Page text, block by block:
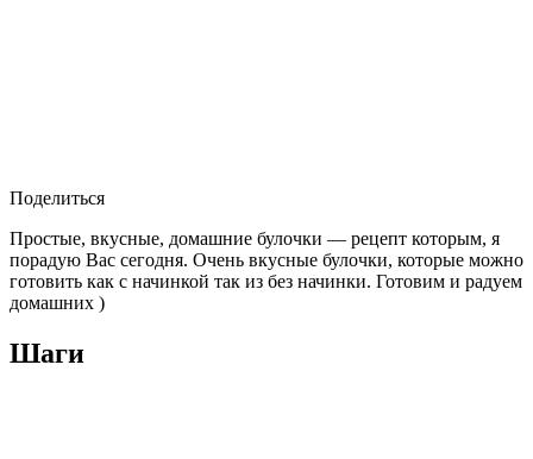
Поделиться
Простые, вкусные, домашние булочки — рецепт которым, я
порадую Вас сегодня. Очень вкусные булочки, которые можно
готовить как с начинкой так из без начинки. Готовим и радуем
домашних )
Шаги